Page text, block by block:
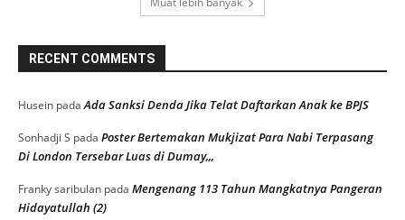
RECENT COMMENTS
Husein padaAda Sanksi Denda Jika Telat Daftarkan Anak ke BPJS
Sonhadji S pada Poster Bertemakan Mukjizat Para Nabi Terpasang
Di London Tersebar Luas di Dumay,,,
Franky saribulan pada Mengenang 113 Tahun Mangkatnya Pangeran
Hidayatullah (2)